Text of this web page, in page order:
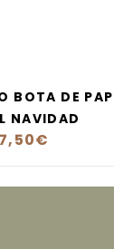
BOTA DE
NAVIDAD
7,50€